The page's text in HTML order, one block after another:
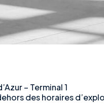
– Terminal 1
des horaires